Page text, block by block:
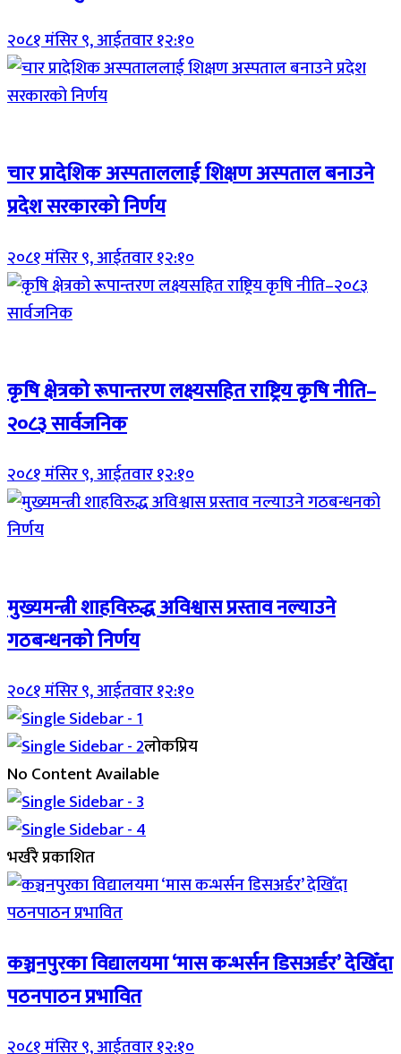
२०८१ मंसिर ९, आईतवार १२:१०
चार प्रादेशिक अस्पताललाई शिक्षण अस्पताल बनाउने
प्रदेश सरकारको निर्णय
२०८१ मंसिर ९, आईतवार १२:१०
कृषि क्षेत्रको रूपान्तरण लक्ष्यसहित राष्ट्रिय कृषि नीति–
२०८३ सार्वजनिक
२०८१ मंसिर ९, आईतवार १२:१०
मुख्यमन्त्री शाहविरुद्ध अविश्वास प्रस्ताव नल्याउने
गठबन्धनको निर्णय
२०८१ मंसिर ९, आईतवार १२:१०
लोकप्रिय
No Content Available
भर्खरै प्रकाशित
कञ्चनपुरका विद्यालयमा ‘मास कन्भर्सन डिसअर्डर’ देखिँदा
पठनपाठन प्रभावित
२०८१ मंसिर ९, आईतवार १२:१०